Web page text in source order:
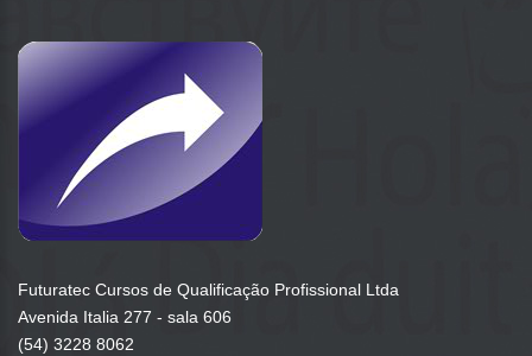
Futuratec Cursos de Qualificação Profissional Ltda
Avenida Italia 277 - sala 606
(54) 3228 8062